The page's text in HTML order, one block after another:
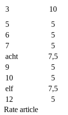
3
10
5
5
6
5
7
5
acht
7,5
9
5
10
5
elf
7,5
12
5
Rate article